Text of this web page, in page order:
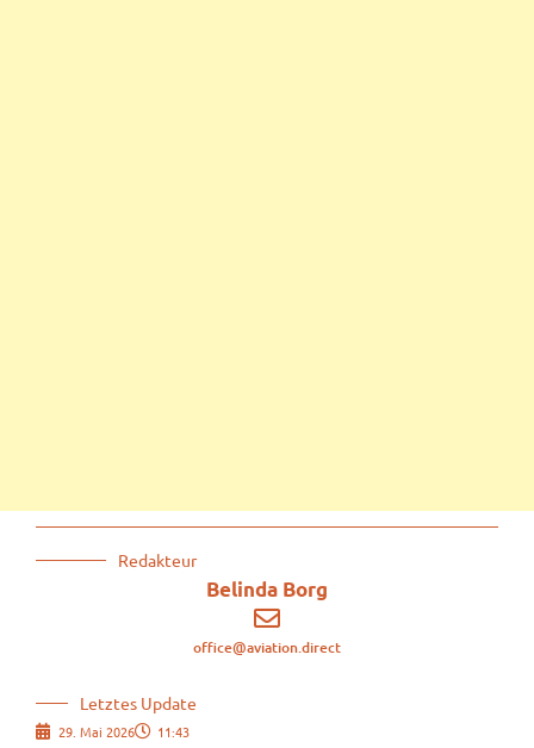
Redakteur
Belinda Borg
office@aviation.direct
Letztes Update
29. Mai 2026 11:43